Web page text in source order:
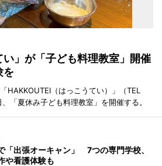
」が「子ども料理教室」開催
を
HAKKOUTEI（はっこうてい）」（TEL
「夏休み子ども料理教室」を開催する。
「出張オーキャン」 7つの専門学校、
や看護体験も